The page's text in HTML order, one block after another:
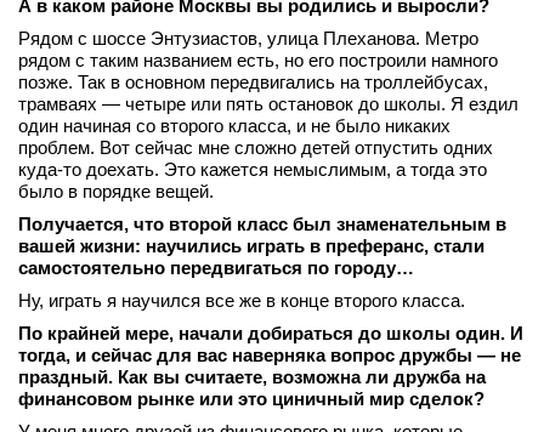
А в каком районе Москвы вы родились и выросли?
Рядом с шоссе Энтузиастов, улица Плеханова. Метро
рядом с таким названием есть, но его построили намного
позже. Так в основном передвигались на троллейбусах,
трамваях — четыре или пять остановок до школы. Я ездил
один начиная со второго класса, и не было никаких
проблем. Вот сейчас мне сложно детей отпустить одних
куда‑то доехать. Это кажется немыслимым, а тогда это
было в порядке вещей.
Получается, что второй класс был знаменательным в
вашей жизни: научились играть в преферанс, стали
самостоятельно передвигаться по городу…
Ну, играть я научился все же в конце второго класса.
По крайней мере, начали добираться до школы один. И
тогда, и сейчас для вас наверняка вопрос дружбы — не
праздный. Как вы считаете, возможна ли дружба на
финансовом рынке или это циничный мир сделок?